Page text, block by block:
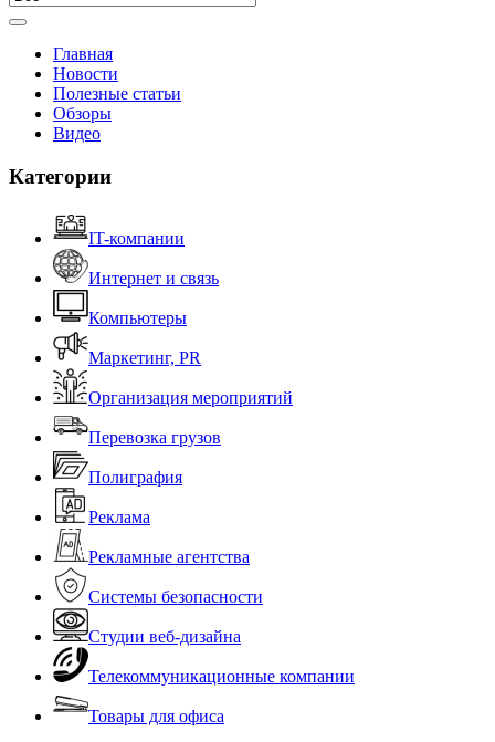
Главная
Новости
Полезные статьи
Обзоры
Видео
Категории
IT-компании
Интернет и связь
Компьютеры
Маркетинг, PR
Организация мероприятий
Перевозка грузов
Полиграфия
Реклама
Рекламные агентства
Системы безопасности
Студии веб-дизайна
Телекоммуникационные компании
Товары для офиса